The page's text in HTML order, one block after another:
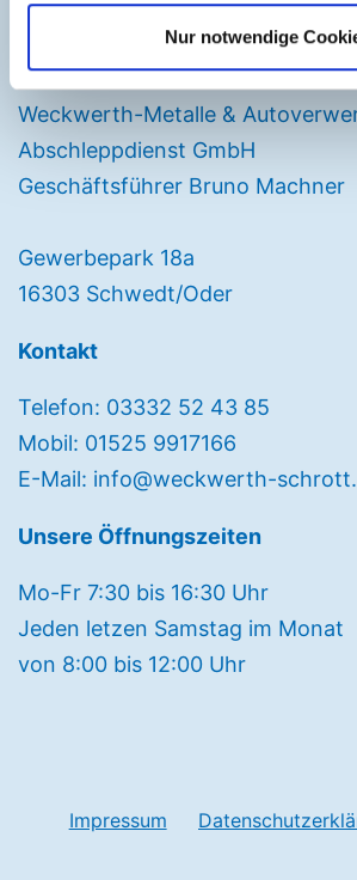
Nur notwendige
Weckwerth-Metalle &
Abschleppdienst GmbH
Geschäftsführer Bruno Machner
Gewerbepark 18a
16303 Schwedt/Oder
Kontakt
Telefon: 03332 52 43 85
Mobil: 01525 9917166
E-Mail: info@weckwerth-
Unsere Öffnungszeiten
Mo-Fr 7:30 bis 16:30 Uhr
Jeden letzen Samstag im Monat
von 8:00 bis 12:00 Uhr
Impressum